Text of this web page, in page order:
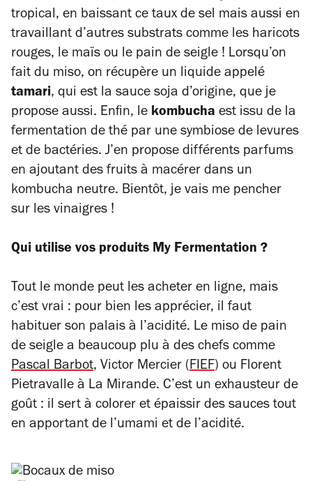
tropical, en baissant ce taux de sel mais aussi en
travaillant d’autres substrats comme les haricots
rouges, le maïs ou le pain de seigle ! Lorsqu’on
fait du miso, on récupère un liquide appelé
tamari, qui est la sauce soja d’origine, que je
propose aussi. Enfin, le kombucha est issu de la
fermentation de thé par une symbiose de levures
et de bactéries. J’en propose différents parfums
en ajoutant des fruits à macérer dans un
kombucha neutre. Bientôt, je vais me pencher
sur les vinaigres !
Qui utilise vos produits My Fermentation ?
Tout le monde peut les acheter en ligne, mais
c’est vrai : pour bien les apprécier, il faut
habituer son palais à l’acidité. Le miso de pain
de seigle a beaucoup plu à des chefs comme
Pascal Barbot, Victor Mercier (FIEF) ou Florent
Pietravalle à La Mirande. C’est un exhausteur de
goût : il sert à colorer et épaissir des sauces tout
en apportant de l’umami et de l’acidité.